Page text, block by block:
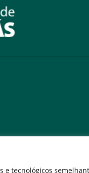
e tecnológicos